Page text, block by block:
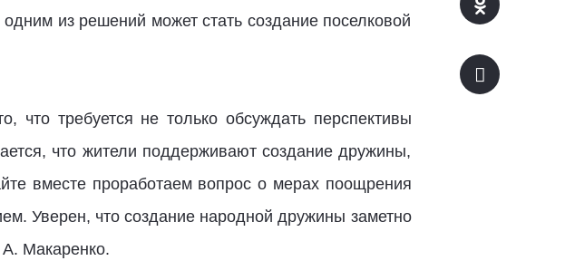
из решений может стать создание поселковой
что требуется не только обсуждать перспективы
что жители поддерживают создание дружины,
вместе проработаем вопрос о мерах поощрения
Уверен, что создание народной дружины заметно
Макаренко.